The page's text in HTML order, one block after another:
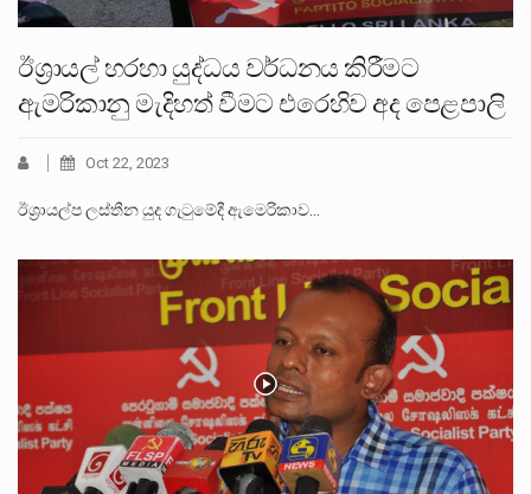
ඊශ්‍රායල් හරහා යුද්ධය වර්ධනය කිරීමට
ඇමරිකානු මැදිහත් වීමට එරෙහිව අද පෙළපාලි
Oct 22, 2023
ඊශ්‍රායල්ප ලස්තීන යුද ගැටුමේදී ඇමෙරිකාව…